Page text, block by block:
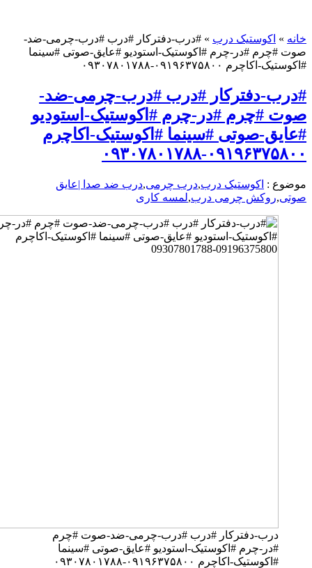
اکوستیک درب» #درب-دفترکار #درب #درب-چرمی-ضد-
#در-چرم #اکوستیک-استودیو #عایق-صوتی #سینما
۰۹۱۹۶۳۷۵۸۰۰-۰۹۳۰۷۸۰۱۷۸۸
دفترکار #درب #درب-چرمی-ضد-
#در-چرم #اکوستیک-استودیو
صوتی #سینما #اکوستیک-اکاچرم
۰۹۳۰۷۸۰۱۷۸۸
:اکوستیک درب,درب چرمی, درب ضد صدا |عایق
روکش چرمی درب,لمسه کاری
دفترکار #درب #درب-چرمی-ضد-صوت #چرم
چرم #اکوستیک-استودیو #عایق-صوتی #سینما
اکاچرم ۰۹۱۹۶۳۷۵۸۰۰-۰۹۳۰۷۸۰۱۷۸۸